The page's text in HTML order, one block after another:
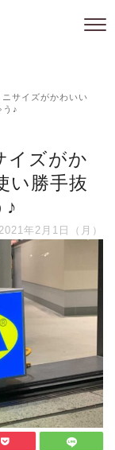
ニサイズがかわいい
う♪
イズがか
い勝手抜
♪
年2月1日（月）